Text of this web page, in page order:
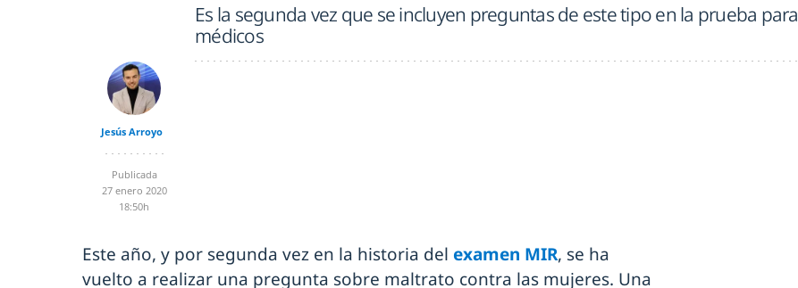
Es la segunda vez que se incluyen preguntas de este tipo en la prueba para
médicos
Jesús Arroyo
Publicada
27 enero 2020
18:50h
Este año, y por segunda vez en la historia del examen MIR, se ha
vuelto a realizar una pregunta sobre maltrato contra las mujeres. Una